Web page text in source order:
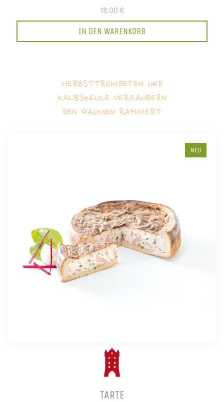
18,00 €
IN DEN WARENKORB
HERBSTTROMPETEN UND
KALBSKEULE VERZAUBERN
DEN GAUMEN RAFINIERT
NEU
TARTE